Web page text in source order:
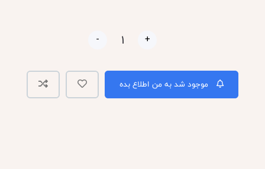
- +
موجود شد به من اطلاع بده